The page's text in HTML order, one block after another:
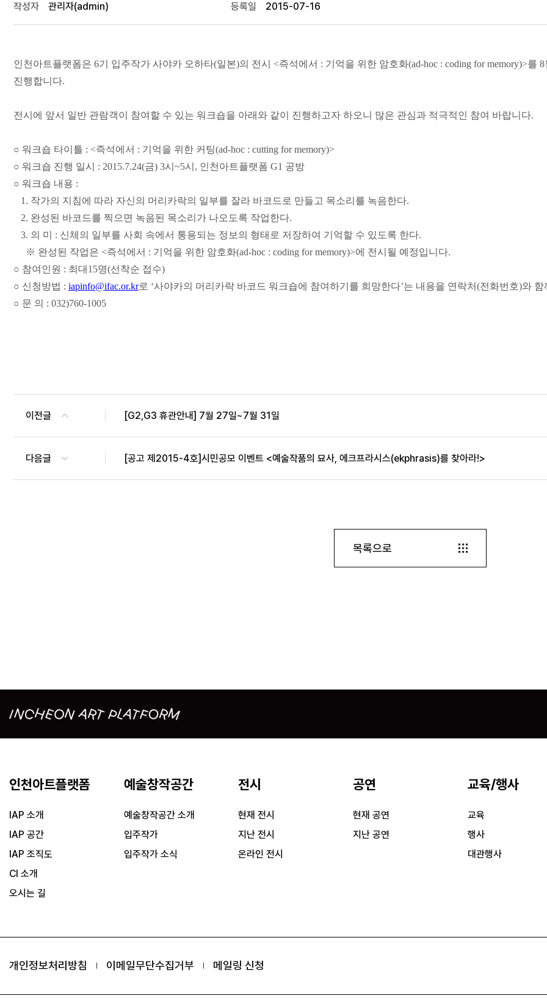
작성자 관리자(admin) 등록일 2015-07-16
인천아트플랫폼은 6기 입주작가 사야카 오하타(일본)의 전시 <즉석에서 : 기억을 위한 암호화(ad-hoc : coding for memory)>를
진행합니다.
전시에 앞서 일반 관람객이 참여할 수 있는 워크숍을 아래와 같이 진행하고자 하오니 많은 관심과 적극적인 참여 바랍니다.
○ 워크숍 타이틀 : <즉석에서 : 기억을 위한 커팅(ad-hoc : cutting for memory)>
○ 워크숍 진행 일시 : 2015.7.24(금) 3시~5시, 인천아트플랫폼 G1 공방
○ 워크숍 내용 :
1. 작가의 지침에 따라 자신의 머리카락의 일부를 잘라 바코드로 만들고 목소리를 녹음한다.
2. 완성된 바코드를 찍으면 녹음된 목소리가 나오도록 작업한다.
3. 의 미 : 신체의 일부를 사회 속에서 통용되는 정보의 형태로 저장하여 기억할 수 있도록 한다.
※ 완성된 작업은 <즉석에서 : 기억을 위한 암호화(ad-hoc : coding for memory)>에 전시될 예정입니다.
○ 참여인원 : 최대15명(선착순 접수)
○ 신청방법 : iapinfo@ifac.or.kr로 ‘사야카의 머리카락 바코드 워크숍에 참여하기를 희망한다’는 내용을 연락처(전화번호)와 함
○ 문 의 : 032)760-1005
이전글 [G2,G3 휴관안내] 7월 27일~7월 31일
다음글 [공고 제2015-4호]시민공모 이벤트 <예술작품의 묘사, 에크프라시스(ekphrasis)를 찾아라!>
목록으로
인천아트플랫폼
IAP 소개
IAP 공간
IAP 조직도
CI 소개
오시는 길
예술창작공간
예술창작공간 소개
입주작가
입주작가 소식
전시
현재 전시
지난 전시
온라인 전시
공연
현재 공연
지난 공연
교육/행사
교육
행사
대관행사
개인정보처리방침 이메일무단수집거부 메일링 신청